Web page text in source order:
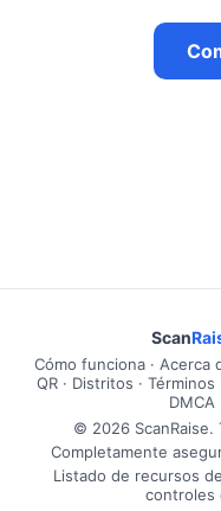
Scan
Cómo funciona · Acerca
QR· Distritos · Términos
DMCA
© 2026 ScanRaise.
Completamente
Listado de recursos
controles